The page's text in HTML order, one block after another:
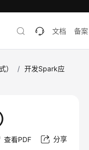
文档 备案
） / 开发Spark应
查看PDF 分享